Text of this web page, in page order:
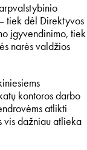
tiek dėl Direktyvos
įgyvendinimo, tiek
narės valdžios
kontoros darbo
atlikti
vis dažniau atlieka